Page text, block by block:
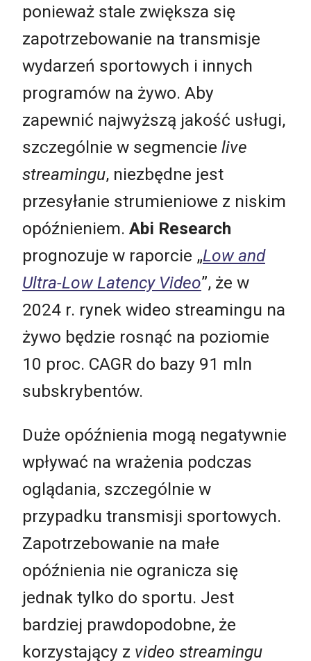
ponieważ stale zwiększa się
zapotrzebowanie na transmisje
wydarzeń sportowych i innych
programów na żywo. Aby
zapewnić najwyższą jakość usługi,
szczególnie w segmencie live
streamingu, niezbędne jest
przesyłanie strumieniowe z niskim
opóźnieniem. Abi Research
prognozuje w raporcie „Low and
Ultra-Low Latency Video”, że w
2024 r. rynek wideo streamingu na
żywo będzie rosnąć na poziomie
10 proc. CAGR do bazy 91 mln
subskrybentów.
Duże opóźnienia mogą negatywnie
wpływać na wrażenia podczas
oglądania, szczególnie w
przypadku transmisji sportowych.
Zapotrzebowanie na małe
opóźnienia nie ogranicza się
jednak tylko do sportu. Jest
bardziej prawdopodobne, że
korzystający z video streamingu